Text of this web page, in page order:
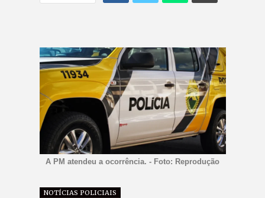
A PM atendeu a ocorrência. - Foto: Reprodução
NOTÍCIAS POLICIAIS